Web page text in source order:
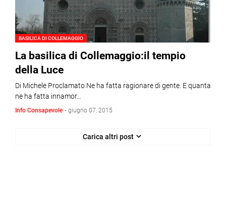
BASILICA DI COLLEMAGGIO
La basilica di Collemaggio:il tempio
della Luce
Di Michele Proclamato Ne ha fatta ragionare di gente. E quanta
ne ha fatta innamor…
Info Consapevole - giugno 07, 2015
Carica altri post